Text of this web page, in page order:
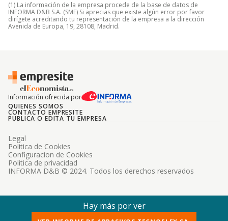
(1) La información de la empresa procede de la base de datos de
INFORMA D&B S.A. (SME) Si aprecias que existe algún error por favor
dirígete acreditando tu representación de la empresa a la dirección
Avenida de Europa, 19, 28108, Madrid.
Información ofrecida por
QUIENES SOMOS
CONTACTO EMPRESITE
PUBLICA O EDITA TU EMPRESA
INFORMA D&B © 2024. Todos los derechos reservados
Legal
Politica de Cookies
Configuracion de Cookies
Politica de privacidad
Hay más por ver